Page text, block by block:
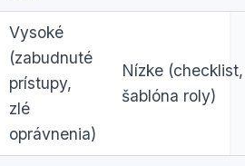
Vysoké
(zabudnuté
prístupy,
zlé
oprávnenia)
Nízke (checklist,
šablóna roly)